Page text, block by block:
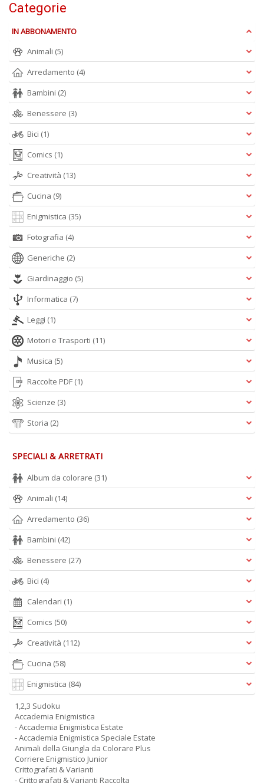
Categorie
IN ABBONAMENTO
Animali (5)
Arredamento (4)
Bambini (2)
Benessere (3)
Bici (1)
Comics (1)
Creatività (13)
Cucina (9)
Enigmistica (35)
Fotografia (4)
Generiche (2)
Giardinaggio (5)
Informatica (7)
Leggi (1)
Motori e Trasporti (11)
Musica (5)
Raccolte PDF (1)
Scienze (3)
Storia (2)
SPECIALI & ARRETRATI
Album da colorare (31)
Animali (14)
Arredamento (36)
Bambini (42)
Benessere (27)
Bici (4)
Calendari (1)
Comics (50)
Creatività (112)
Cucina (58)
Enigmistica (84)
1,2,3 Sudoku
Accademia Enigmistica
- Accademia Enigmistica Estate
- Accademia Enigmistica Speciale Estate
Animali della Giungla da Colorare Plus
Corriere Enigmistico Junior
Crittografati & Varianti
- Crittografati & Varianti Raccolta